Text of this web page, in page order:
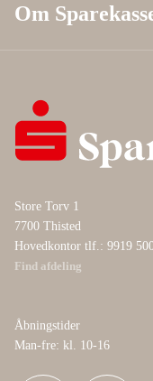
Om
Store Torv 1
7700 Thisted
Hovedkontor tlf.: 9919
Find afdeling
Åbningstider
Man-fre: kl. 10-16